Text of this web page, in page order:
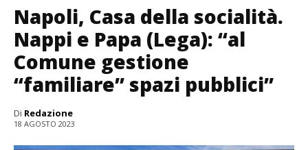
Napoli, Casa della socialità.
Nappi e Papa (Lega): “al
Comune gestione
“familiare” spazi pubblici”
Di Redazione
18 AGOSTO 2023